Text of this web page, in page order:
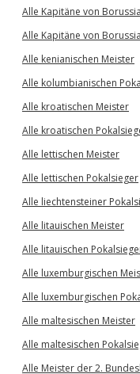
Alle Kapitäne von
Alle Kapitäne von
Alle kenianischen Meister
Alle kolumbianischen
Alle kroatischen Meister
Alle kroatischen
Alle lettischen Meister
Alle lettischen Pokalsieger
Alle liechtensteiner
Alle litauischen Meister
Alle litauischen
Alle luxemburgischen
Alle luxemburgischen
Alle maltesischen Meister
Alle maltesischen
Alle Meister der 2.